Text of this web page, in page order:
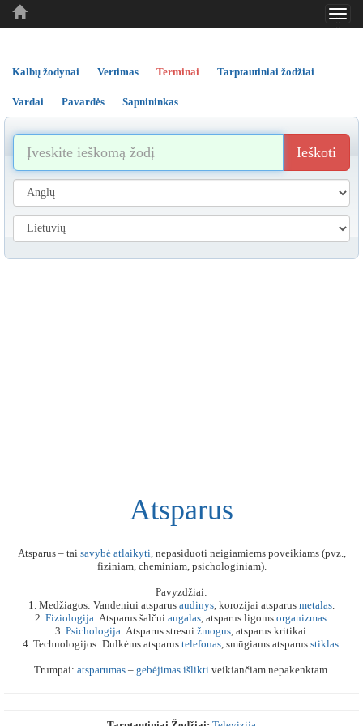
..
..
Kalbų žodynai Vertimas Terminai Tarptautiniai žodžiai
Vardai Pavardės Sapnininkas
Ieškoti
Atsparus
Atsparus – tai savybė atlaikyti, nepasiduoti neigiamiems poveikiams (pvz.,
fiziniam, cheminiam, psichologiniam).
Pavyzdžiai:
1. Medžiagos: Vandeniui atsparus audinys, korozijai atsparus metalas.
2. Fiziologija: Atsparus šalčui augalas, atsparus ligoms organizmas.
3. Psichologija: Atsparus stresui žmogus, atsparus kritikai.
4. Technologijos: Dulkėms atsparus telefonas, smūgiams atsparus stiklas.
Trumpai: atsparumas– gebėjimas išliktiveikiančiam nepakenktam.